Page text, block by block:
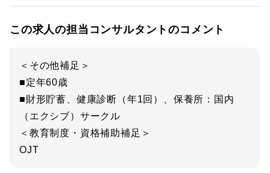
この求人の担当コンサルタントのコメント
＜その他補足＞
■定年60歳
■財形貯蓄、健康診断（年1回）、保養所：国内
（エクシブ）サークル
＜教育制度・資格補助補足＞
OJT